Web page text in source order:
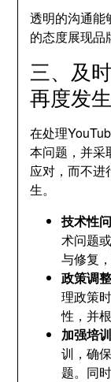
透明的沟通能
的态度展现品
三、及
再度发生
在处理
本问题，并采
应对，而不进
生。
技术性
术问题
与修复
政策调
理政策
性，并
加强培
训，确
题。同